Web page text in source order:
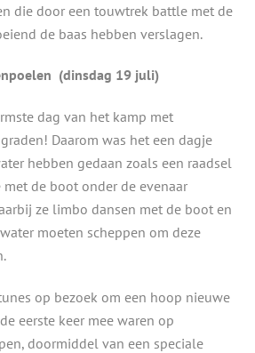
die door een touwtrek battle met de
de baas hebben verslagen.
(dinsdag 19 juli)
dag van het kamp met
Daarom was het een dagje
hebben gedaan zoals een raadsel
met de boot onder de evenaar
ze limbo dansen met de boot en
moeten scheppen om deze
op bezoek om een hoop nieuwe
eerste keer mee waren op
doormiddel van een speciale